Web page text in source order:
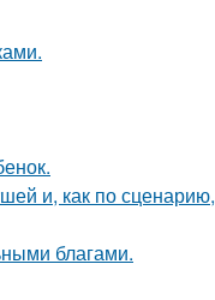
и, как по сценарию,
благами.